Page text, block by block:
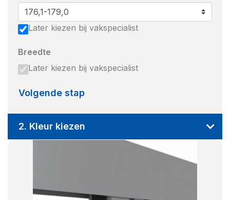
Later kiezen bij vakspecialist
Breedte
Later kiezen bij vakspecialist
Volgende stap
2. Kleur kiezen